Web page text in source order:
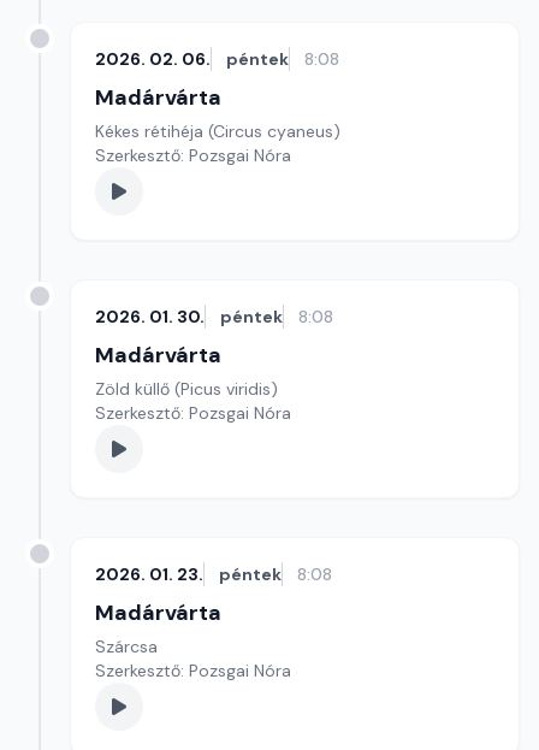
2026. 02. 06. péntek 8:08
Madárvárta
Kékes rétihéja (Circus cyaneus)
Szerkesztő: Pozsgai Nóra
2026. 01. 30. péntek 8:08
Madárvárta
Zöld küllő (Picus viridis)
Szerkesztő: Pozsgai Nóra
2026. 01. 23. péntek 8:08
Madárvárta
Szárcsa
Szerkesztő: Pozsgai Nóra